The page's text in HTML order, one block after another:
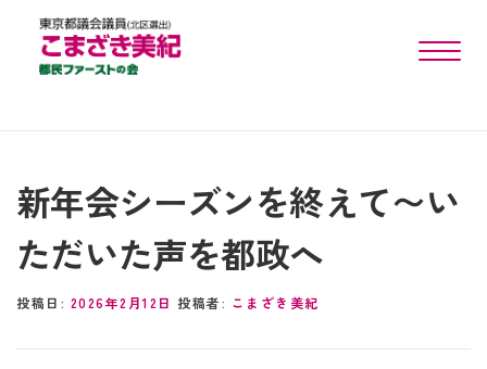
toggle
新年会シーズンを終えて〜い
ただいた声を都政へ
投稿日: 2026年2月12日 投稿者: こまざき美紀